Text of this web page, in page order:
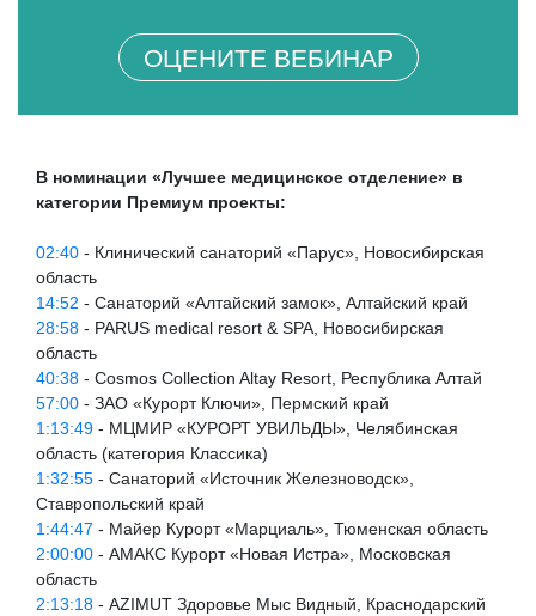
ОЦЕНИТЕ ВЕБИНАР
В номинации «Лучшее медицинское отделение» в
категории Премиум проекты:
02:40 - Клинический санаторий «Парус», Новосибирская
область
14:52 - Санаторий «Алтайский замок», Алтайский край
28:58 - PARUS medical resort & SPA, Новосибирская
область
40:38 - Cosmos Collection Altay Resort, Республика Алтай
57:00 - ЗАО «Курорт Ключи», Пермский край
1:13:49 - МЦМИР «КУРОРТ УВИЛЬДЫ», Челябинская
область (категория Классика)
1:32:55 - Санаторий «Источник Железноводск»,
Ставропольский край
1:44:47 - Майер Курорт «Марциаль», Тюменская область
2:00:00 - АМАКС Курорт «Новая Истра», Московская
область
2:13:18 - AZIMUT Здоровье Мыс Видный, Краснодарский